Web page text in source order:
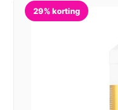
29% korting